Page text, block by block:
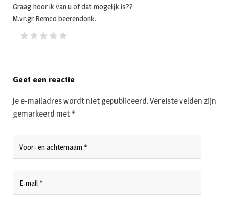
Graag hoor ik van u of dat mogelijk is??
M.vr.gr Remco beerendonk.
Geef een reactie
Je e-mailadres wordt niet gepubliceerd.Vereiste velden zijn
gemarkeerd met *